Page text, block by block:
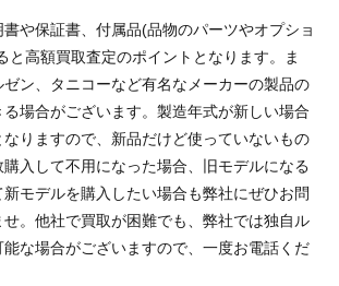
や保証書、付属品(品物のパーツやオプショ
と高額買取査定のポイントとなります。ま
ン、タニコーなど有名なメーカーの製品の
場合がございます。製造年式が新しい場合
なりますので、新品だけど使っていないもの
入して不用になった場合、旧モデルになる
モデルを購入したい場合も弊社にぜひお問
。他社で買取が困難でも、弊社では独自ル
な場合がございますので、一度お電話くだ